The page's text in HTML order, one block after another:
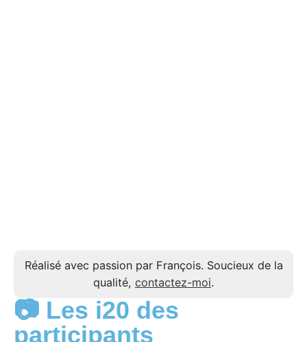
Réalisé avec passion par François. Soucieux de la
qualité, contactez-moi.
📷 Les i20 des
participants